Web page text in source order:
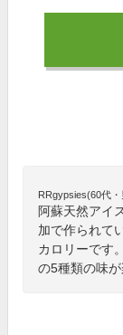
RRgypsies(60代・
阿蘇天然アイ
加で作られて
カロリーです
の5種類の味が